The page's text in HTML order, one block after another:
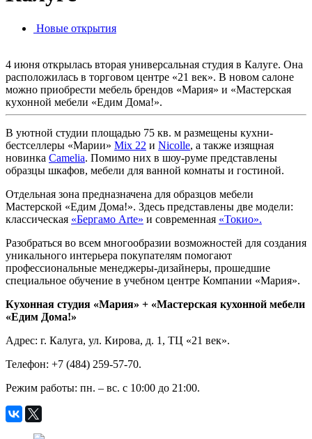
Новые открытия
4 июня открылась вторая универсальная студия в Калуге. Она
расположилась в торговом центре «21 век». В новом салоне
можно приобрести мебель брендов «Мария» и «Мастерская
кухонной мебели «Едим Дома!».
В уютной студии площадью 75 кв. м размещены кухни-
бестселлеры «Марии» Mix 22 и Nicolle, а также изящная
новинка Camelia. Помимо них в шоу-руме представлены
образцы шкафов, мебели для ванной комнаты и гостиной.
Отдельная зона предназначена для образцов мебели
Мастерской «Едим Дома!». Здесь представлены две модели:
классическая «Бергамо Arte» и современная «Токио».
Разобраться во всем многообразии возможностей для создания
уникального интерьера покупателям помогают
профессиональные менеджеры-дизайнеры, прошедшие
специальное обучение в учебном центре Компании «Мария».
Кухонная студия «Мария» + «Мастерская кухонной мебели
«Едим Дома!»
Адрес: г. Калуга, ул. Кирова, д. 1, ТЦ «21 век».
Телефон: +7 (484) 259-57-70.
Режим работы: пн. – вс. с 10:00 до 21:00.